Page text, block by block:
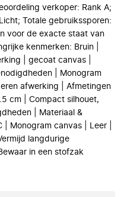
verkoper: Rank A;
Totale gebruikssporen:
voor de exacte staat van
kenmerken: Bruin |
| gecoat canvas |
| Monogram
afwerking | Afmetingen
cm | Compact silhouet,
| Materiaal &
Monogram canvas | Leer |
langdurige
in een stofzak